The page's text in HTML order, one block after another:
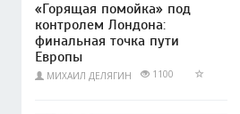
«Горящая помойка» под
контролем Лондона:
финальная точка пути
Европы
МИХАИЛ ДЕЛЯГИН 1100